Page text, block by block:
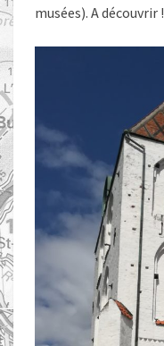
musées). A découvrir !